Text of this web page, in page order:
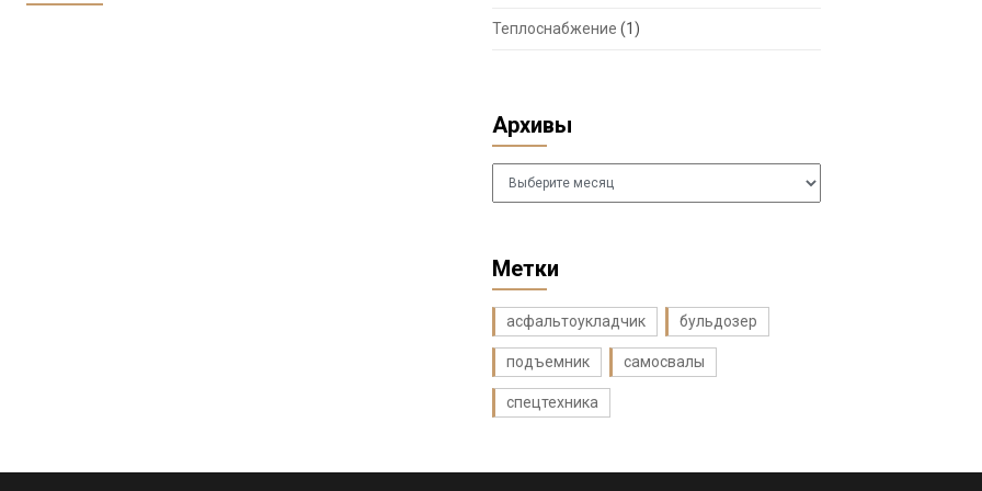
Теплоснабжение (1)
Архивы
Архивы
Метки
асфальтоукладчик бульдозер
подъемник самосвалы
спецтехника